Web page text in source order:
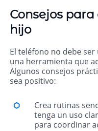
Consejos
hijo
El teléfono no debe
una herramienta que
Algunos consejos
sea positivo:
Crea rutinas
tenga un uso
para coordinar